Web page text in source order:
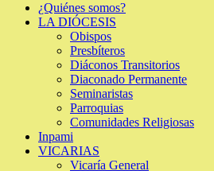
¿Quiénes somos?
LA DIÓCESIS
Obispos
Presbíteros
Diáconos Transitorios
Diaconado Permanente
Seminaristas
Parroquias
Comunidades Religiosas
Inpami
VICARIAS
Vicaría General